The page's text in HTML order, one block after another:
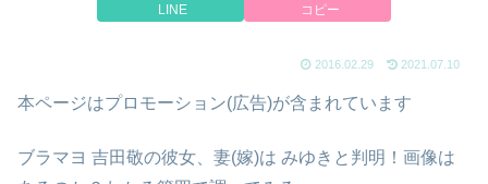
LINE コピー
2016.02.29 2021.07.10
本ページはプロモーション(広告)が含まれています
ブラマヨ 吉田敬の彼女、妻(嫁)は みゆきと判明！画像は